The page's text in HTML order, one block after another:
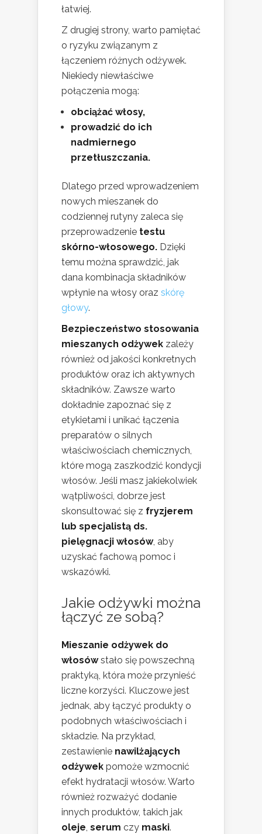
łatwiej.
Z drugiej strony, warto pamiętać
o ryzyku związanym z
łączeniem różnych odżywek.
Niekiedy niewłaściwe
połączenia mogą:
obciążać włosy,
prowadzić do ich
nadmiernego
przetłuszczania.
Dlatego przed wprowadzeniem
nowych mieszanek do
codziennej rutyny zaleca się
przeprowadzenie testu
skórno-włosowego. Dzięki
temu można sprawdzić, jak
dana kombinacja składników
wpłynie na włosy oraz skórę
głowy.
Bezpieczeństwo stosowania
mieszanych odżywek zależy
również od jakości konkretnych
produktów oraz ich aktywnych
składników. Zawsze warto
dokładnie zapoznać się z
etykietami i unikać łączenia
preparatów o silnych
właściwościach chemicznych,
które mogą zaszkodzić kondycji
włosów. Jeśli masz jakiekolwiek
wątpliwości, dobrze jest
skonsultować się z fryzjerem
lub specjalistą ds.
pielęgnacji włosów, aby
uzyskać fachową pomoc i
wskazówki.
Jakie odżywki można
łączyć ze sobą?
Mieszanie odżywek do
włosówstało się powszechną
praktyką, która może przynieść
liczne korzyści. Kluczowe jest
jednak, aby łączyć produkty o
podobnych właściwościach i
składzie. Na przykład,
zestawienie nawilżających
odżywek pomoże wzmocnić
efekt hydratacji włosów. Warto
również rozważyć dodanie
innych produktów, takich jak
oleje, serum czy maski.